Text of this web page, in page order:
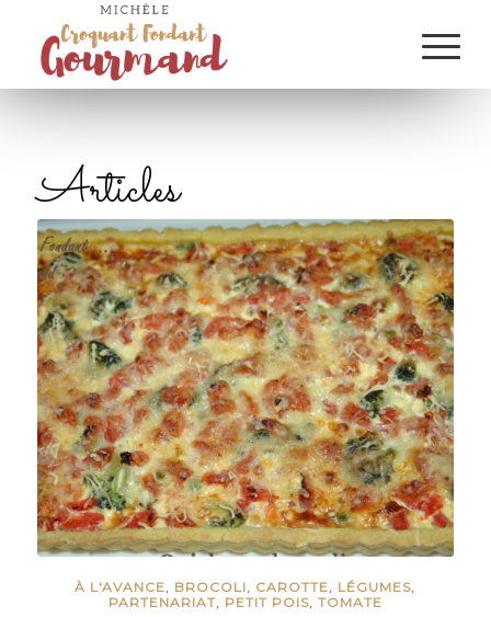
Articles
À L'AVANCE, BROCOLI, CAROTTE, LÉGUMES,
PARTENARIAT, PETIT POIS, TOMATE